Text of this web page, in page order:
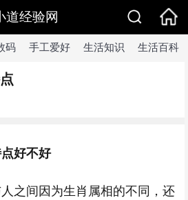
道经验网
码 手工爱好 生活知识 生活百科
好不好
之间因为生肖属相的不同，还